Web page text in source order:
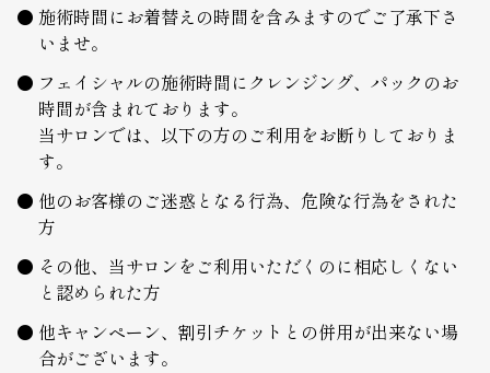
施術時間にお着替えの時間を含みますのでご了承下さ
いませ。
フェイシャルの施術時間にクレンジング、パックのお
時間が含まれております。
当サロンでは、以下の方のご利用をお断りしておりま
す。
他のお客様のご迷惑となる行為、危険な行為をされた
方
その他、当サロンをご利用いただくのに相応しくない
と認められた方
他キャンペーン、割引チケットとの併用が出来ない場
合がございます。